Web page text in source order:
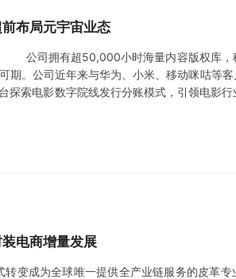
布局元宇宙业态
公司拥有超50,000小时海量内容版权库，
期。公司近年来与华为、小米、移动咪咕等
索电影数字院线发行分账模式，引领电影行
电商增量发展
成为全球唯一提供全产业链服务的皮革专